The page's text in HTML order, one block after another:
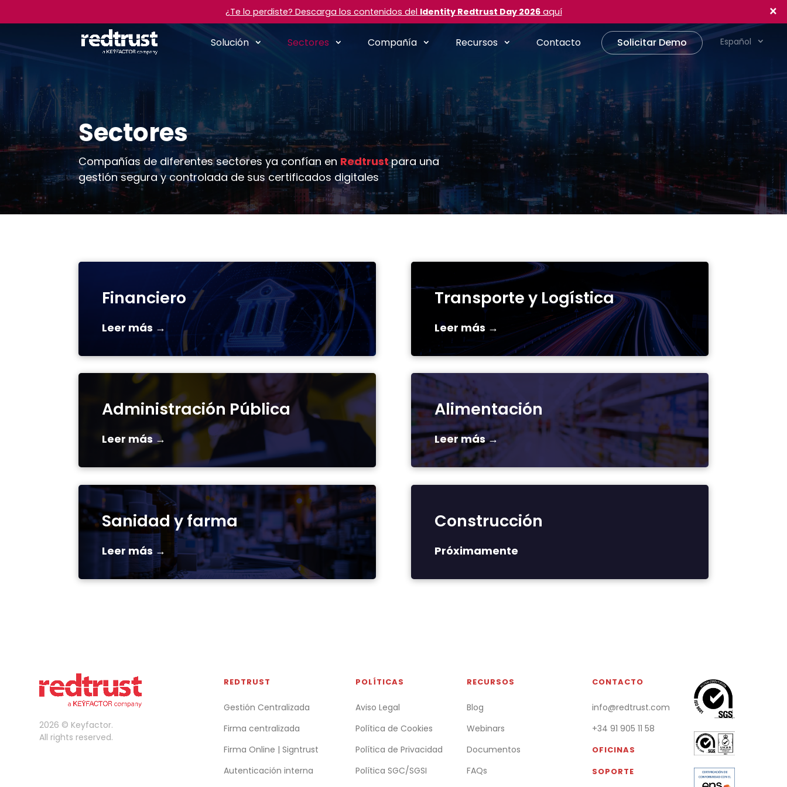
Español
Solución Sectores Compañía Recursos Contacto Solicitar Demo
Sectores
Compañías de diferentes sectores ya confían en Redtrustpara una
gestión segura y controlada de sus certificados digitales
Financiero
Leer más →
Administración Pública
Leer más →
Sanidad y farma
Leer más →
Transporte y Logística
Leer más →
Alimentación
Leer más →
Construcción
Próximamente
2026 © Keyfactor.
All rights reserved.
REDTRUST
Gestión Centralizada
Firma centralizada
Firma Online | Signtrust
Autenticación interna
POLÍTICAS
Aviso Legal
Política de Cookies
Política de Privacidad
Política SGC/SGSI
RECURSOS
Blog
Webinars
Documentos
FAQs
CONTACTO
info@redtrust.com
+34 91 905 11 58
OFICINAS
SOPORTE
¿Te lo perdiste? Descarga los contenidos del Identity Redtrust Day 2026aquí ×